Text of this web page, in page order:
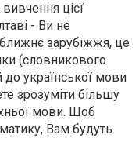
цієї
- Ви не
зарубіжжя, це
(словникового
української мови
зрозуміти більшу
мови. Щоб
Вам будуть